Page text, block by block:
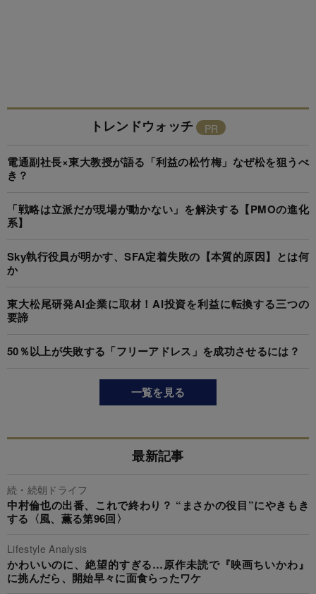
トレンドウォッチ
電通副社長×東大教授が語る「利益の松竹梅」なぜ松を狙うべ
き？
「戦略は立派だが現場が動かない」を解決する【PMOの進化
系】
Sky執行役員が明かす、SFA定着失敗の【本質的原因】とは何
か
東大松尾研発AI企業に取材！AI投資を利益に転換する三つの
要諦
50％以上が失敗する「フリーアドレス」を成功させるには？
一覧を見る
最新記事
続・続朝ドライフ
中村倫也の出番、これで終わり？ “まさかの役目”にやきもき
する〈風、薫る第96回〉
Lifestyle Analysis
かわいいのに、絶望的すぎる…原作未読で『映画ちいかわ』
に挑んだら、開始早々に面食らったワケ